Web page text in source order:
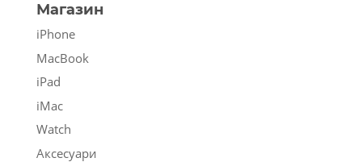
Магазин
iPhone
MacBook
iPad
iMac
Watch
Аксесуари